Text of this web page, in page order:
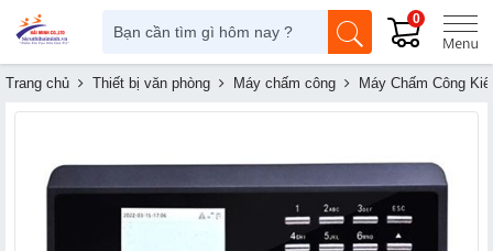
0
Trang chủ Thiết bị văn phòng Máy chấm công Máy Chấm Công